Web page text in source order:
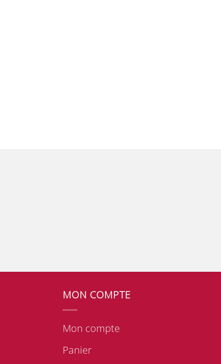
MON COMPTE
Mon compte
Panier